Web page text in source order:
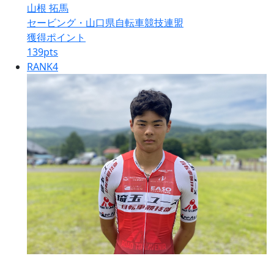
山根 拓馬
セービング・山口県自転車競技連盟
獲得ポイント
139pts
RANK4